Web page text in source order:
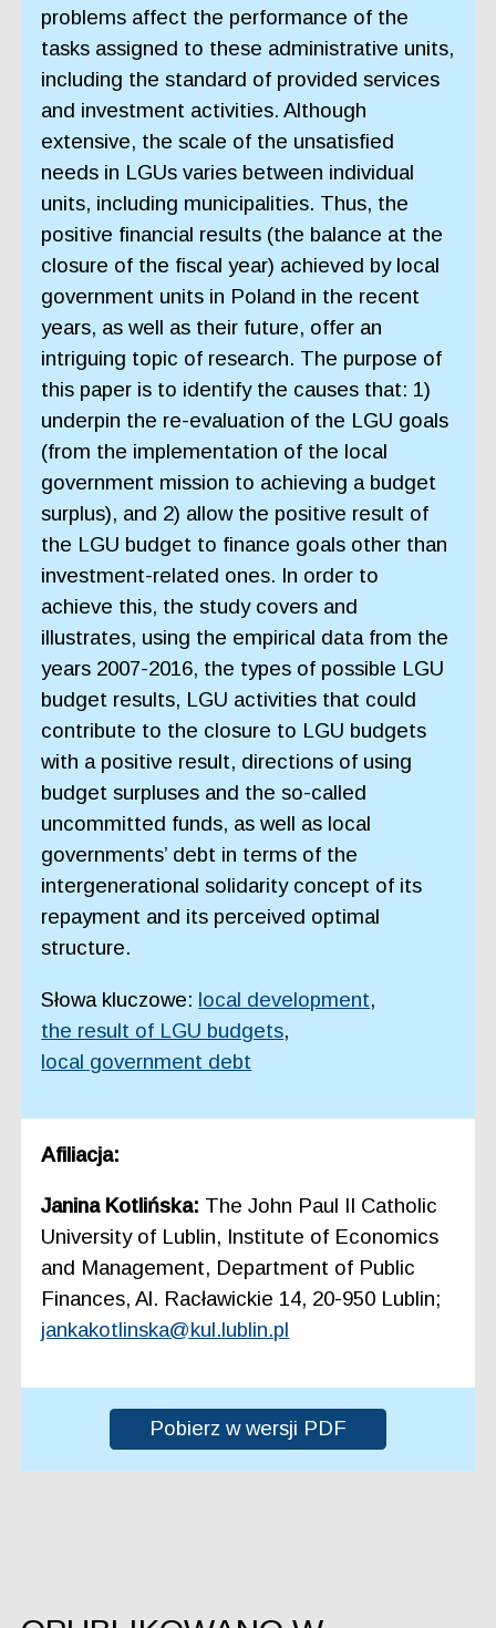
problems affect the performance of the
tasks assigned to these administrative units,
including the standard of provided services
and investment activities. Although
extensive, the scale of the unsatisfied
needs in LGUs varies between individual
units, including municipalities. Thus, the
positive financial results (the balance at the
closure of the fiscal year) achieved by local
government units in Poland in the recent
years, as well as their future, offer an
intriguing topic of research. The purpose of
this paper is to identify the causes that: 1)
underpin the re-evaluation of the LGU goals
(from the implementation of the local
government mission to achieving a budget
surplus), and 2) allow the positive result of
the LGU budget to finance goals other than
investment-related ones. In order to
achieve this, the study covers and
illustrates, using the empirical data from the
years 2007-2016, the types of possible LGU
budget results, LGU activities that could
contribute to the closure to LGU budgets
with a positive result, directions of using
budget surpluses and the so-called
uncommitted funds, as well as local
governments’ debt in terms of the
intergenerational solidarity concept of its
repayment and its perceived optimal
structure.
Słowa kluczowe: local development,
the result of LGU budgets,
local government debt
Afiliacja:
Janina Kotlińska: The John Paul II Catholic
University of Lublin, Institute of Economics
and Management, Department of Public
Finances, Al. Racławickie 14, 20-950 Lublin;
jankakotlinska@kul.lublin.pl
Pobierz w wersji PDF